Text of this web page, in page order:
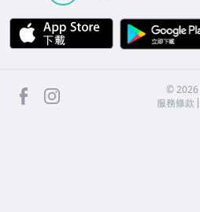
APP Store
facebook ©2026
服務條款